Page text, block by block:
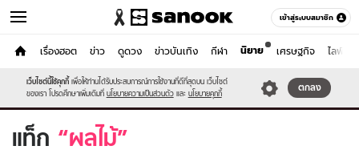
เข้าสู่ระบบสมาชิก
หน้าแรก
เรื่องฮอต ข่าว ดูดวง ข่าวบันเทิง กีฬา เศรษฐกิจ ไลฟ์สไ
นิยาย
ผู้หญิง หมวดอื่นๆ
เว็บไซต์นี้ใช้คุกกี้ เพื่อให้ท่านได้รับประสบการณ์การใช้งานที่ดีที่สุดบน เว็บไซต์
ของเรา โปรดศึกษาเพิ่มเติมที่ นโยบายความเป็นส่วนตัว และ นโยบายคุกกี้
ตกลง
แท็ก ผลไม้